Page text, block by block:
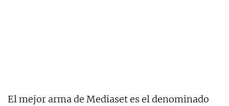
El mejor arma de Mediaset es el denominado